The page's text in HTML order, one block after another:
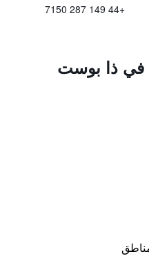
+44 149 287 7150
في ذا بوست